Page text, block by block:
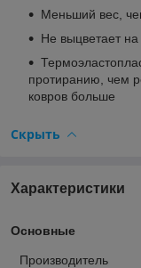
Меньший вес,
Не выцветает
протиранию, чем
ковров больше
Скрыть
Характеристики
Основные
Производитель